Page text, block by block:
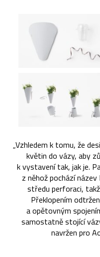
„Vzhledem k tomu, že
květin do vázy, aby
k vystavení tak, jak je.
z něhož pochází
středu perforaci,
Překlopením
a opětovným
samostatně stojící
navržen pro